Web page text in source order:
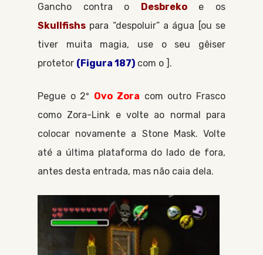
Gancho contra o Desbrekoe os
Skullfishs para “despoluir” a água [ou se
tiver muita magia, use o seu gêiser
protetor (Figura 187) com o ].
Pegue o 2º Ovo Zora com outro Frasco
como Zora-Link e volte ao normal para
colocar novamente a Stone Mask. Volte
até a última plataforma do lado de fora,
antes desta entrada, mas não caia dela.